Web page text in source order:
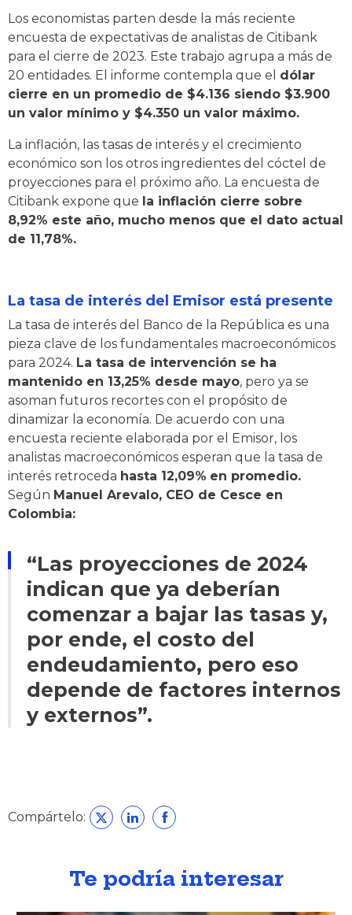
Los economistas parten desde la más reciente
encuesta de expectativas de analistas de Citibank
para el cierre de 2023. Este trabajo agrupa a más de
20 entidades. El informe contempla que el dólar
cierre en un promedio de $4.136 siendo $3.900
un valor mínimo y $4.350 un valor máximo.
La inflación, las tasas de interés y el crecimiento
económico son los otros ingredientes del cóctel de
proyecciones para el próximo año. La encuesta de
Citibank expone que la inflación cierre sobre
8,92% este año, mucho menos que el dato actual
de 11,78%.
La tasa de interés del Emisor está presente
La tasa de interés del Banco de la República es una
pieza clave de los fundamentales macroeconómicos
para 2024. La tasa de intervención se ha
mantenido en 13,25% desde mayo, pero ya se
asoman futuros recortes con el propósito de
dinamizar la economía. De acuerdo con una
encuesta reciente elaborada por el Emisor, los
analistas macroeconómicos esperan que la tasa de
interés retroceda hasta 12,09% en promedio.
Según Manuel Arevalo, CEO de Cesce en
Colombia:
“Las proyecciones de 2024
indican que ya deberían
comenzar a bajar las tasas y,
por ende, el costo del
endeudamiento, pero eso
depende de factores internos
y externos”.
Compártelo:
Te podría interesar